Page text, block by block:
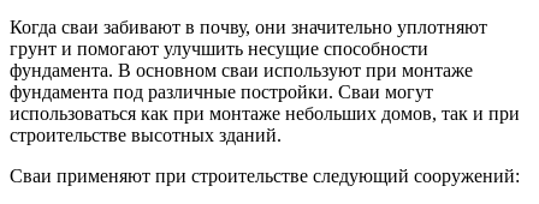
Когда сваи забивают в почву, они значительно уплотняют
грунт и помогают улучшить несущие способности
фундамента. В основном сваи используют при монтаже
фундамента под различные постройки. Сваи могут
использоваться как при монтаже небольших домов, так и при
строительстве высотных зданий.
Сваи применяют при строительстве следующий сооружений: